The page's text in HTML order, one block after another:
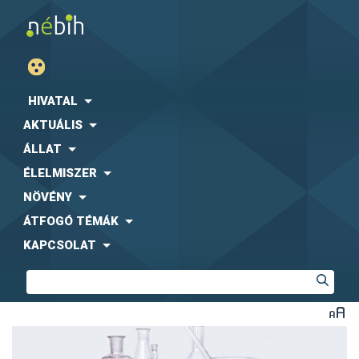
HIVATAL
AKTUÁLIS
ÁLLAT
ÉLELMISZER
NÖVÉNY
ÁTFOGÓ TÉMÁK
KAPCSOLAT